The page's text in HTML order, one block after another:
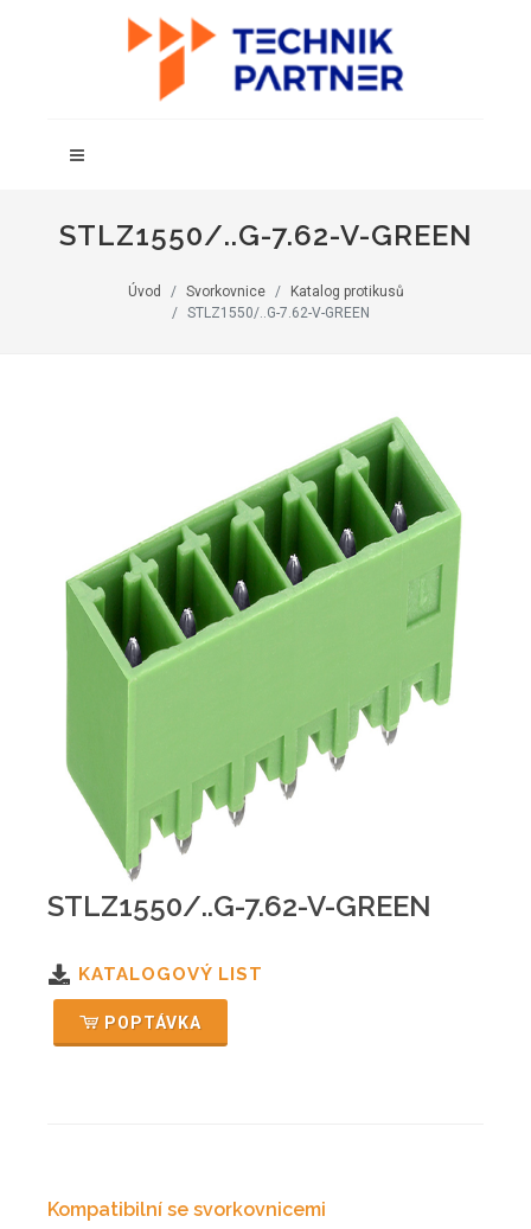
STLZ1550/..G-7.62-V-GREEN
Úvod Svorkovnice
Katalog protikusů
STLZ1550/..G-7.62-V-GREEN
STLZ1550/..G-7.62-V-GREEN
KATALOGOVÝ LIST
POPTÁVKA
Kompatibilní se svorkovnicemi